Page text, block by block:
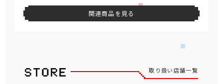
関連商品を見る
取り扱い店舗一覧